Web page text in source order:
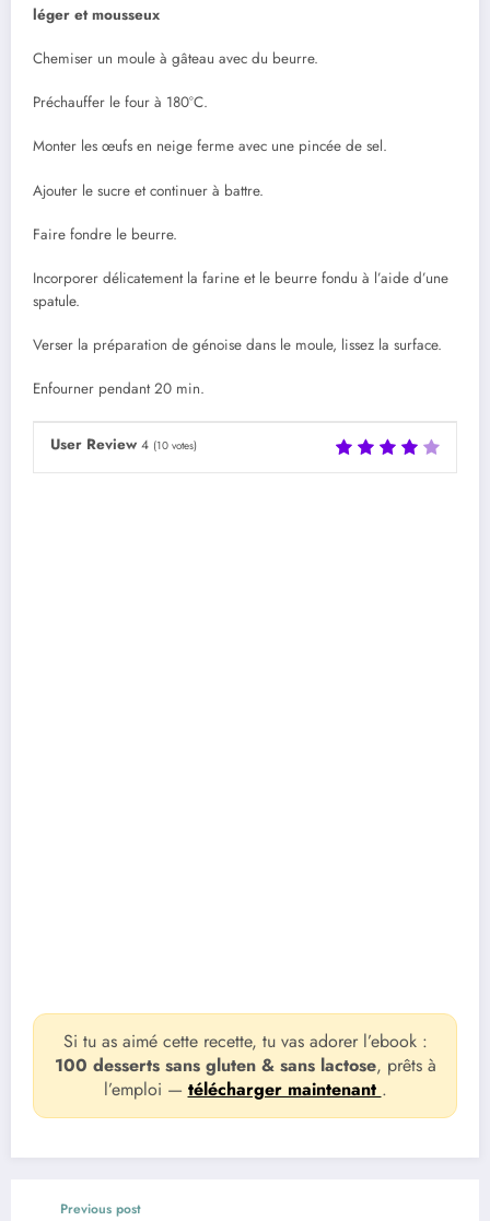
léger et mousseux
Chemiser un moule à gâteau avec du beurre.
Préchauffer le four à 180°C.
Monter les œufs en neige ferme avec une pincée de sel.
Ajouter le sucre et continuer à battre.
Faire fondre le beurre.
Incorporer délicatement la farine et le beurre fondu à l’aide d’une
spatule.
Verser la préparation de génoise dans le moule, lissez la surface.
Enfourner pendant 20 min.
User Review 4 (10 votes)
Si tu as aimé cette recette, tu vas adorer l’ebook :
100 desserts sans gluten & sans lactose, prêts à
l’emploi — télécharger maintenant .
Previous post